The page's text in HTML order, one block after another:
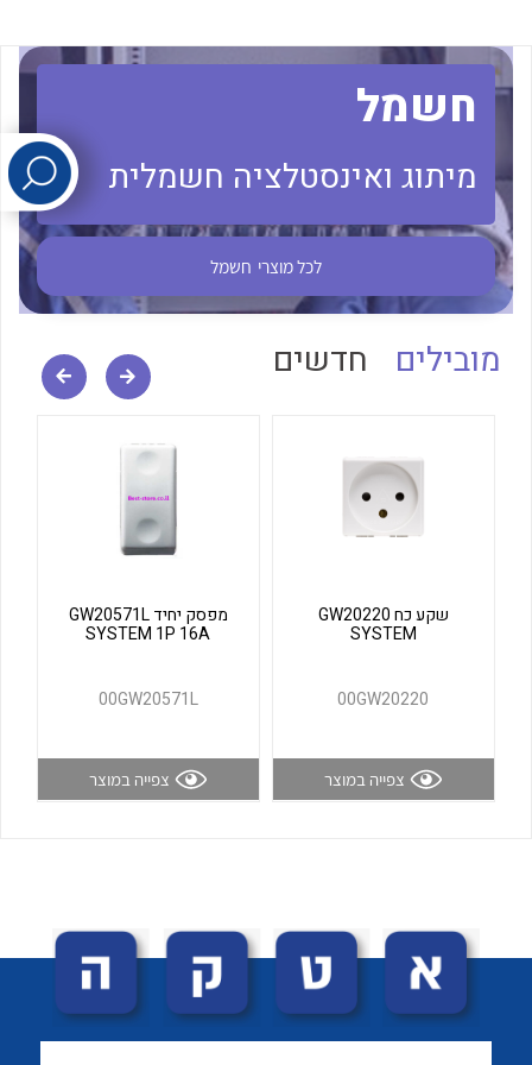
לכל מוצרי היצרן לכל מוצרי היצרן
לכל מוצרי היצרן לכל מוצרי היצרן
לכל מוצרי היצרן
חשמל
מיתוג ואינסטלציה חשמלית
לכל מוצרי חשמל
מובילים חדשים
שקע כח GW20220
SYSTEM
00GW20220
צפייה במוצר
מפסק יחיד GW20571L
SYSTEM 1P 16A
00GW20571L
צפייה במוצר